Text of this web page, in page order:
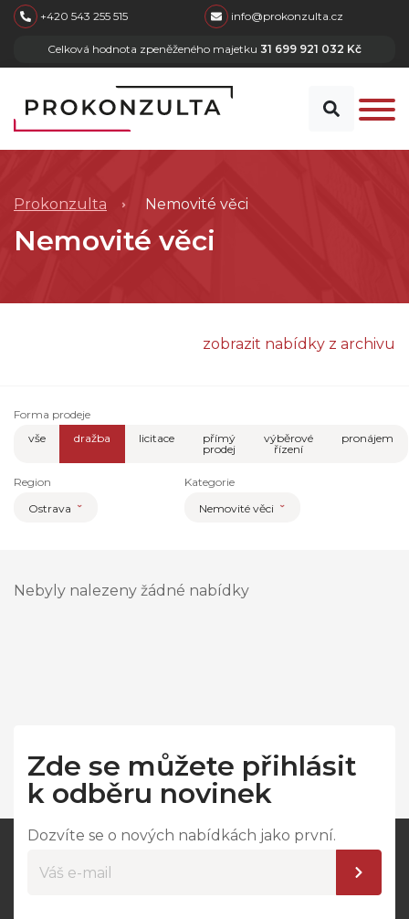
skip to main content
+420 543 255 515 info@prokonzulta.cz
Celková hodnota zpeněženého majetku 31 699 921 032 Kč
Prokonzulta Nemovité věci
Nemovité věci
zobrazit nabídky z archivu
Forma prodeje
vše
dražba licitace
přímý
prodej
výběrové
řízení
pronájem
Region
Ostrava
Kategorie
Nemovité věci
Nebyly nalezeny žádné nabídky
Zde se můžete přihlásit
k odběru novinek
Dozvíte se o nových nabídkách jako první.